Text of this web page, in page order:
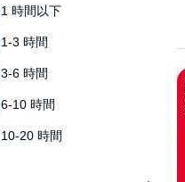
1 時間以下
1-3 時間
3-6 時間
6-10 時間
10-20 時間